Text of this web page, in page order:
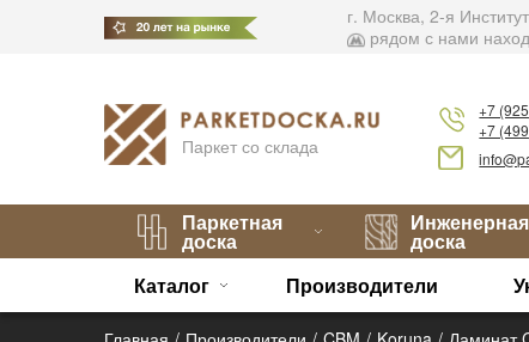
г. Москва, 2-я
рядом с нами
Паркет со склада
+7
+7
Паркетная
доска
Инженерная
доска
Каталог
Производители